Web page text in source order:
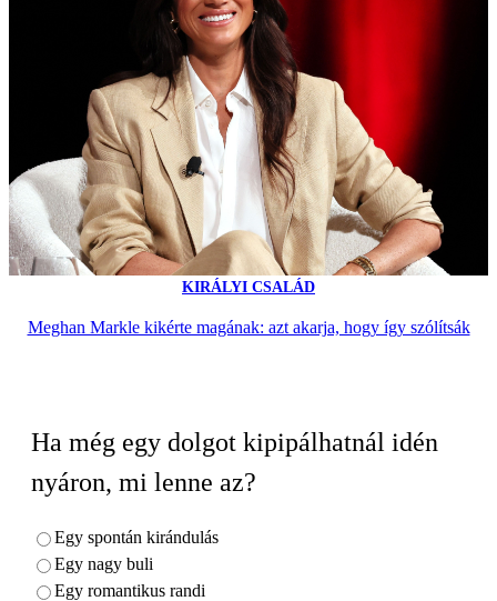
KIRÁLYI CSALÁD
Meghan Markle kikérte magának: azt akarja, hogy így szólítsák
Ha még egy dolgot kipipálhatnál idén
nyáron, mi lenne az?
Egy spontán kirándulás
Egy nagy buli
Egy romantikus randi